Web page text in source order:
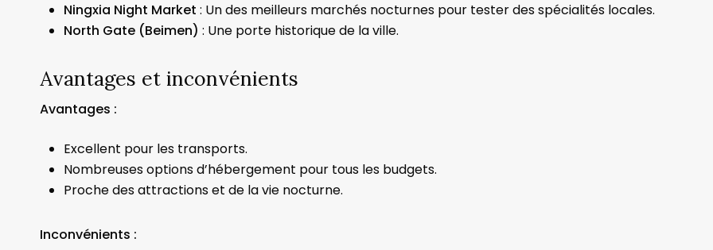
Ningxia Night Market : Un des meilleurs marchés nocturnes pour tester des spécialités locales.
North Gate (Beimen) : Une porte historique de la ville.
Avantages et inconvénients
Avantages :
Excellent pour les transports.
Nombreuses options d’hébergement pour tous les budgets.
Proche des attractions et de la vie nocturne.
Inconvénients :